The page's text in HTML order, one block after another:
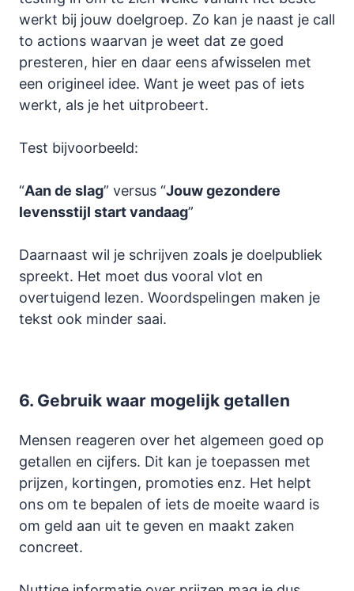
werkt bij jouw doelgroep. Zo kan je naast je call
to actions waarvan je weet dat ze goed
presteren, hier en daar eens afwisselen met
een origineel idee. Want je weet pas of iets
werkt, als je het uitprobeert.
Test bijvoorbeeld:
“Aan de slag” versus “Jouw gezondere
levensstijl start vandaag”
Daarnaast wil je schrijven zoals je doelpubliek
spreekt. Het moet dus vooral vlot en
overtuigend lezen. Woordspelingen maken je
tekst ook minder saai.
6. Gebruik waar mogelijk getallen
Mensen reageren over het algemeen goed op
getallen en cijfers. Dit kan je toepassen met
prijzen, kortingen, promoties enz. Het helpt
ons om te bepalen of iets de moeite waard is
om geld aan uit te geven en maakt zaken
concreet.